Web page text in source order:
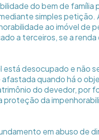
do bem de família
simples petição.
ao imóvel de
a terceiros, se a
desocupado e não
quando há o
do devedor, por
da
em abuso de